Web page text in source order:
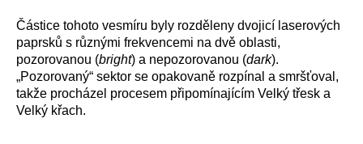
Částice tohoto vesmíru byly rozděleny dvojicí laserových
paprsků s různými frekvencemi na dvě oblasti,
pozorovanou (bright) a nepozorovanou (dark).
„Pozorovaný“ sektor se opakovaně rozpínal a smršťoval,
takže procházel procesem připomínajícím Velký třesk a
Velký křach.